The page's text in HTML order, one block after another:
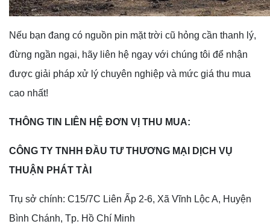
Nếu bạn đang có nguồn pin mặt trời cũ hỏng cần thanh lý,
đừng ngần ngại, hãy liên hệ ngay với chúng tôi để nhận
được giải pháp xử lý chuyên nghiệp và mức giá thu mua
cao nhất!
THÔNG TIN LIÊN HỆ ĐƠN VỊ THU MUA:
CÔNG TY TNHH ĐẦU TƯ THƯƠNG MẠI DỊCH VỤ
THUẬN PHÁT TÀI
Trụ sở chính: C15/7C Liên Ấp 2-6, Xã Vĩnh Lộc A, Huyện
Bình Chánh, Tp. Hồ Chí Minh